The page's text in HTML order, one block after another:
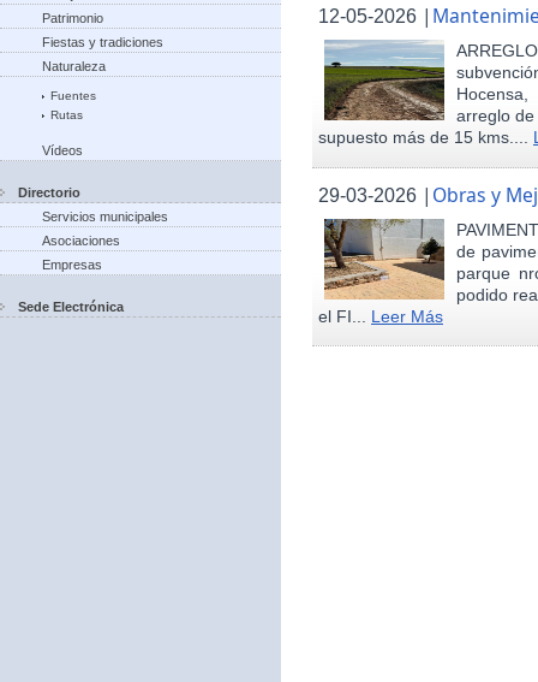
Patrimonio
Fiestas y tradiciones
Naturaleza
Fuentes
Rutas
Vídeos
Directorio
Servicios municipales
Asociaciones
Empresas
Sede Electrónica
12-05-2026 |
arreglo
supuesto más de 15 kms....
29-03-2026 | Obras y
de
parque
podido
el FI... Leer Más